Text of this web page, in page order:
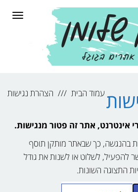
עמוד הבית הצהרת נגישות
אינטרנט, אתר זה פטור מנגישות.
בהנגשה, כך שבאתר מותקן תוסף
להפעיל, לשלוט או לשנות את גודל
התצוגה השונות.